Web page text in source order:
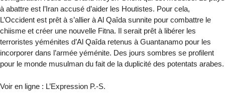
à abattre est l’Iran accusé d’aider les Houtistes. Pour cela,
L’Occident est prêt à s’allier à Al Qaîda sunnite pour combattre le
chiisme et créer une nouvelle Fitna. Il serait prêt à libérer les
terroristes yéménites d’Al Qaîda retenus à Guantanamo pour les
incorporer dans l’armée yéménite. Des jours sombres se profilent
pour le monde musulman du fait de la duplicité des potentats arabes.
Voir en ligne : L’Expression P.-S.